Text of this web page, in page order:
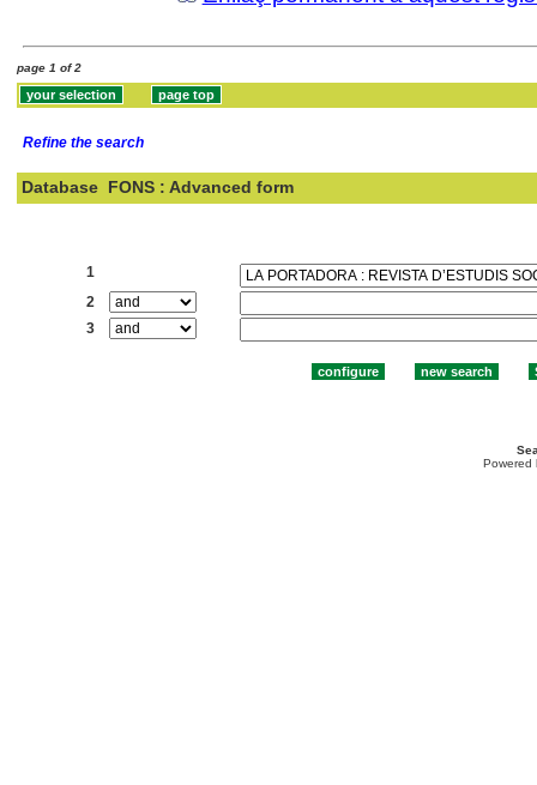
page 1 of 2
Refine the search
Database FONS : Advanced form
1
2
3